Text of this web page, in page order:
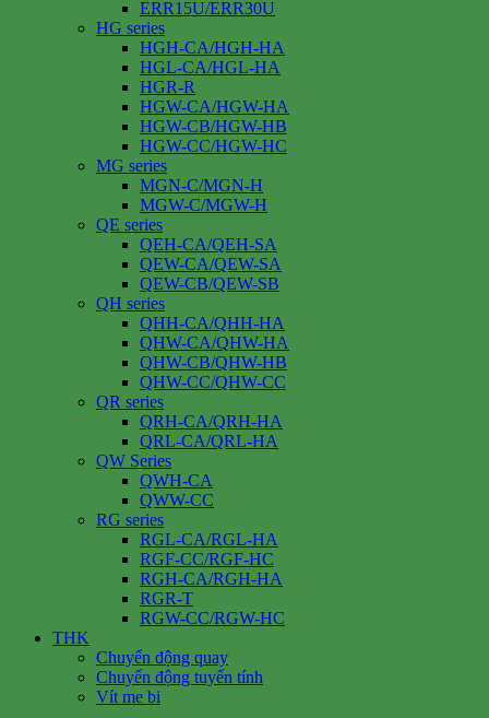
ERR15U/ERR30U
HG series
HGH-CA/HGH-HA
HGL-CA/HGL-HA
HGR-R
HGW-CA/HGW-HA
HGW-CB/HGW-HB
HGW-CC/HGW-HC
MG series
MGN-C/MGN-H
MGW-C/MGW-H
QE series
QEH-CA/QEH-SA
QEW-CA/QEW-SA
QEW-CB/QEW-SB
QH series
QHH-CA/QHH-HA
QHW-CA/QHW-HA
QHW-CB/QHW-HB
QHW-CC/QHW-CC
QR series
QRH-CA/QRH-HA
QRL-CA/QRL-HA
QW Series
QWH-CA
QWW-CC
RG series
RGL-CA/RGL-HA
RGF-CC/RGF-HC
RGH-CA/RGH-HA
RGR-T
RGW-CC/RGW-HC
THK
Chuyển động quay
Chuyển động tuyến tính
Vít me bi